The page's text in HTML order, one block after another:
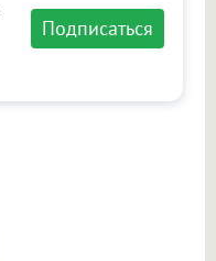
Подписаться